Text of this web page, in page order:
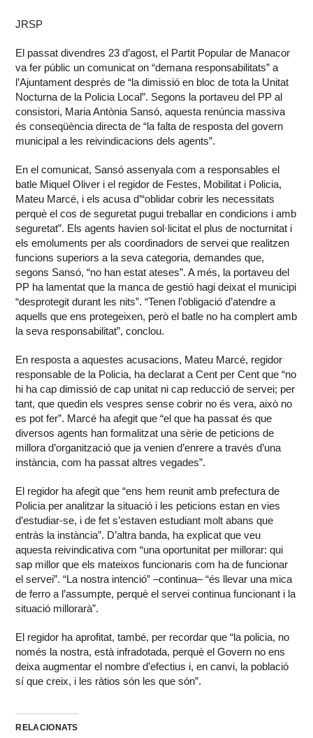
JRSP
El passat divendres 23 d’agost, el Partit Popular de Manacor
va fer públic un comunicat on “demana responsabilitats” a
l’Ajuntament després de “la dimissió en bloc de tota la Unitat
Nocturna de la Policia Local”. Segons la portaveu del PP al
consistori, Maria Antònia Sansó, aquesta renúncia massiva
és conseqüència directa de “la falta de resposta del govern
municipal a les reivindicacions dels agents”.
En el comunicat, Sansó assenyala com a responsables el
batle Miquel Oliver i el regidor de Festes, Mobilitat i Policia,
Mateu Marcé, i els acusa d’“oblidar cobrir les necessitats
perquè el cos de seguretat pugui treballar en condicions i amb
seguretat”. Els agents havien sol·licitat el plus de nocturnitat i
els emoluments per als coordinadors de servei que realitzen
funcions superiors a la seva categoria, demandes que,
segons Sansó, “no han estat ateses”. A més, la portaveu del
PP ha lamentat que la manca de gestió hagi deixat el municipi
“desprotegit durant les nits”. “Tenen l’obligació d’atendre a
aquells que ens protegeixen, però el batle no ha complert amb
la seva responsabilitat”, conclou.
En resposta a aquestes acusacions, Mateu Marcé, regidor
responsable de la Policia, ha declarat a Cent per Cent que “no
hi ha cap dimissió de cap unitat ni cap reducció de servei; per
tant, que quedin els vespres sense cobrir no és vera, això no
es pot fer”. Marcé ha afegit que “el que ha passat és que
diversos agents han formalitzat una sèrie de peticions de
millora d’organització que ja venien d’enrere a través d’una
instància, com ha passat altres vegades”.
El regidor ha afegit que “ens hem reunit amb prefectura de
Policia per analitzar la situació i les peticions estan en vies
d’estudiar-se, i de fet s’estaven estudiant molt abans que
entràs la instància”. D’altra banda, ha explicat que veu
aquesta reivindicativa com “una oportunitat per millorar: qui
sap millor que els mateixos funcionaris com ha de funcionar
el servei”. “La nostra intenció” –continua– “és llevar una mica
de ferro a l’assumpte, perquè el servei continua funcionant i la
situació millorarà”.
El regidor ha aprofitat, també, per recordar que “la policia, no
només la nostra, està infradotada, perquè el Govern no ens
deixa augmentar el nombre d’efectius i, en canvi, la població
sí que creix, i les ràtios són les que són”.
RELACIONATS